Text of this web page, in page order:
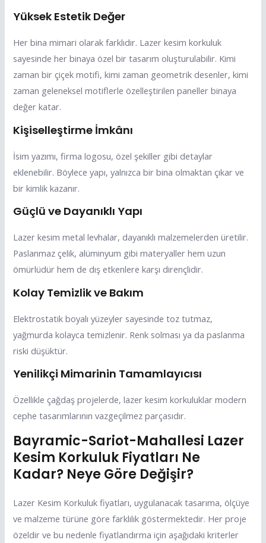
Yüksek Estetik Değer
Her bina mimari olarak farklıdır. Lazer kesim korkuluk
sayesinde her binaya özel bir tasarım oluşturulabilir. Kimi
zaman bir çiçek motifi, kimi zaman geometrik desenler, kimi
zaman geleneksel motiflerle özelleştirilen paneller binaya
değer katar.
Kişiselleştirme İmkânı
İsim yazımı, firma logosu, özel şekiller gibi detaylar
eklenebilir. Böylece yapı, yalnızca bir bina olmaktan çıkar ve
bir kimlik kazanır.
Güçlü ve Dayanıklı Yapı
Lazer kesim metal levhalar, dayanıklı malzemelerden üretilir.
Paslanmaz çelik, alüminyum gibi materyaller hem uzun
ömürlüdür hem de dış etkenlere karşı dirençlidir.
Kolay Temizlik ve Bakım
Elektrostatik boyalı yüzeyler sayesinde toz tutmaz,
yağmurda kolayca temizlenir. Renk solması ya da paslanma
riski düşüktür.
Yenilikçi Mimarinin Tamamlayıcısı
Özellikle çağdaş projelerde, lazer kesim korkuluklar modern
cephe tasarımlarının vazgeçilmez parçasıdır.
Bayramic-Sariot-Mahallesi Lazer
Kesim Korkuluk Fiyatları Ne
Kadar? Neye Göre Değişir?
Lazer Kesim Korkuluk fiyatları, uygulanacak tasarıma, ölçüye
ve malzeme türüne göre farklılık göstermektedir. Her proje
özeldir ve bu nedenle fiyatlandırma için aşağıdaki kriterler